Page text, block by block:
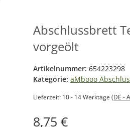
Abschlussbrett
vorgeölt
Artikelnummer: 654223298
Kategorie: aMbooo
Lieferzeit: 10 - 14 Werktage (DE -
8,75 €